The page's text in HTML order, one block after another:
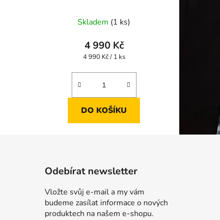
Skladem (1 ks)
4 990 Kč
Měrná
4 990 Kč / 1 ks
DO KOŠÍKU
Odebírat newsletter
Vložte svůj e-mail a my vám
budeme zasílat informace o nových
produktech na našem e-shopu.